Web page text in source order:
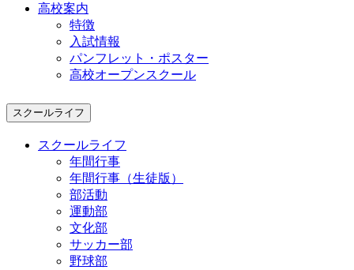
高校案内
特徴
入試情報
パンフレット・ポスター
高校オープンスクール
スクールライフ
スクールライフ
年間行事
年間行事（生徒版）
部活動
運動部
文化部
サッカー部
野球部